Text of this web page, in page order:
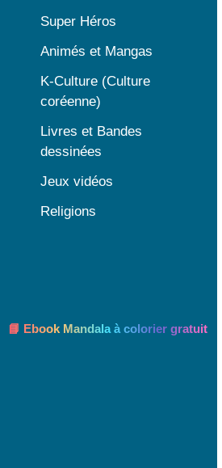
Super Héros
Animés et Mangas
K-Culture (Culture
coréenne)
Livres et Bandes
dessinées
Jeux vidéos
Religions
📘 Ebook Mandala à colorier gratuit